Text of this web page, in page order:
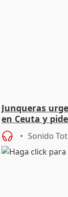
Junqueras
en Ceuta y
Sonido